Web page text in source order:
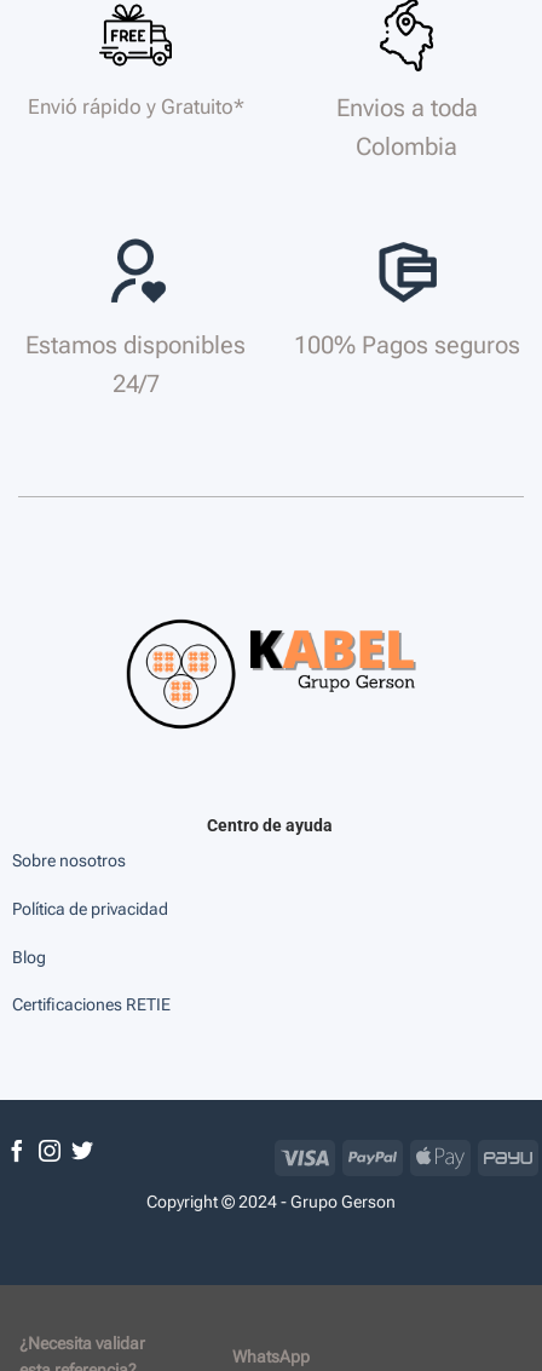
Envió rápido y Gratuito*
Envios a toda
Colombia
Estamos disponibles
24/7
100% Pagos seguros
Centro de ayuda
Sobre nosotros
Política de privacidad
Blog
Certificaciones RETIE
Copyright © 2024 - Grupo Gerson
Visa PayPal
Apple
¿Necesita validar
WhatsApp